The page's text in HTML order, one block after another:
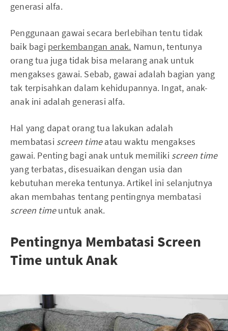
generasi alfa.
Penggunaan gawai secara berlebihan tentu tidak
baik bagi perkembangan anak. Namun, tentunya
orang tua juga tidak bisa melarang anak untuk
mengakses gawai. Sebab, gawai adalah bagian yang
tak terpisahkan dalam kehidupannya. Ingat, anak-
anak ini adalah generasi alfa.
Hal yang dapat orang tua lakukan adalah
membatasi screen timeatau waktu mengakses
gawai. Penting bagi anak untuk memiliki screen time
yang terbatas, disesuaikan dengan usia dan
kebutuhan mereka tentunya. Artikel ini selanjutnya
akan membahas tentang pentingnya membatasi
screen timeuntuk anak.
Pentingnya Membatasi Screen
Time untuk Anak